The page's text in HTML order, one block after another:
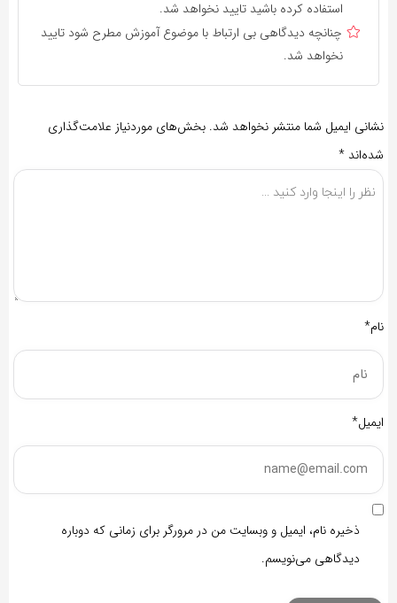
استفاده کرده باشید تایید نخواهد شد.
چنانچه دیدگاهی بی ارتباط با موضوع آموزش مطرح شود تایید
نخواهد شد.
نشانی ایمیل شما منتشر نخواهد شد. بخش‌های موردنیاز علامت‌گذاری
شده‌اند *
نام*
ایمیل*
ذخیره نام، ایمیل و وبسایت من در مرورگر برای زمانی که دوباره
دیدگاهی می‌نویسم.